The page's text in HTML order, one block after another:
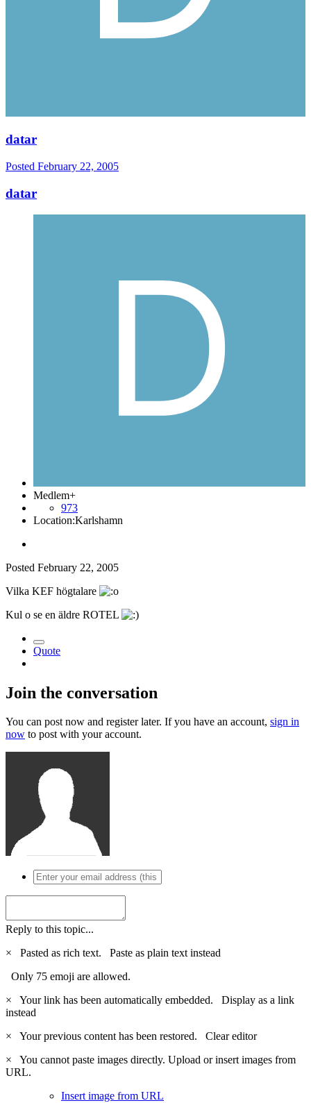
datar
Posted February 22, 2005
datar
Medlem+
973
Location:Karlshamn
Posted February 22, 2005
Vilka KEF högtalare
Kul o se en äldre ROTEL
Quote
Join the conversation
You can post now and register later. If you have an account, sign in
now to post with your account.
Reply to this topic...
×
Pasted as rich text. Paste as plain text instead
Only 75 emoji are allowed.
×
Your link has been automatically embedded. Display as a link
instead
×
Your previous content has been restored. Clear editor
×
You cannot paste images directly. Upload or insert images from
URL.
Insert image from URL